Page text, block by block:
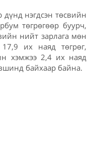
дүнд нэгдсэн төсвийн
төгрөгөөр буурч,
нийт зарлага мөн
их наяд төгрөг,
хэмжээ 2,4 их наяд
байхаар байна.